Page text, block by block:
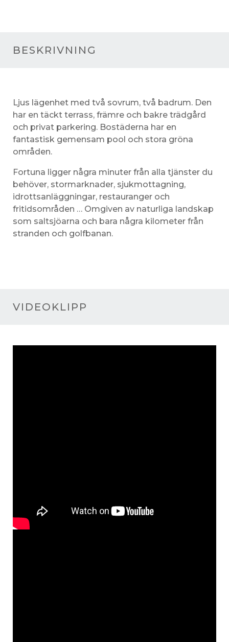
BESKRIVNING
Ljus lägenhet med två sovrum, två badrum. Den
har en täckt terrass, främre och bakre trädgård
och privat parkering. Bostäderna har en
fantastisk gemensam pool och stora gröna
områden.
Fortuna ligger några minuter från alla tjänster du
behöver, stormarknader, sjukmottagning,
idrottsanläggningar, restauranger och
fritidsområden … Omgiven av naturliga landskap
som saltsjöarna och bara några kilometer från
stranden och golfbanan.
VIDEOKLIPP